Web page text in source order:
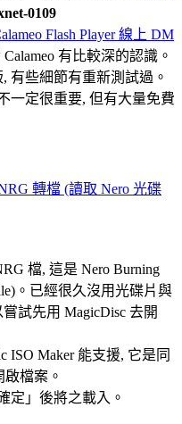
Flash Player 線上 DM
有比較深的認識。
有些細節有重新測試過。
一定很重要, 但有大量免費
轉檔 (讀取 Nero 光碟
檔, 這是 Nero Burning
。已經很久沒用光碟片與
試先用 MagicDisc 去開
ISO Maker 能支援, 它是同
檔案。
定」後將之載入。